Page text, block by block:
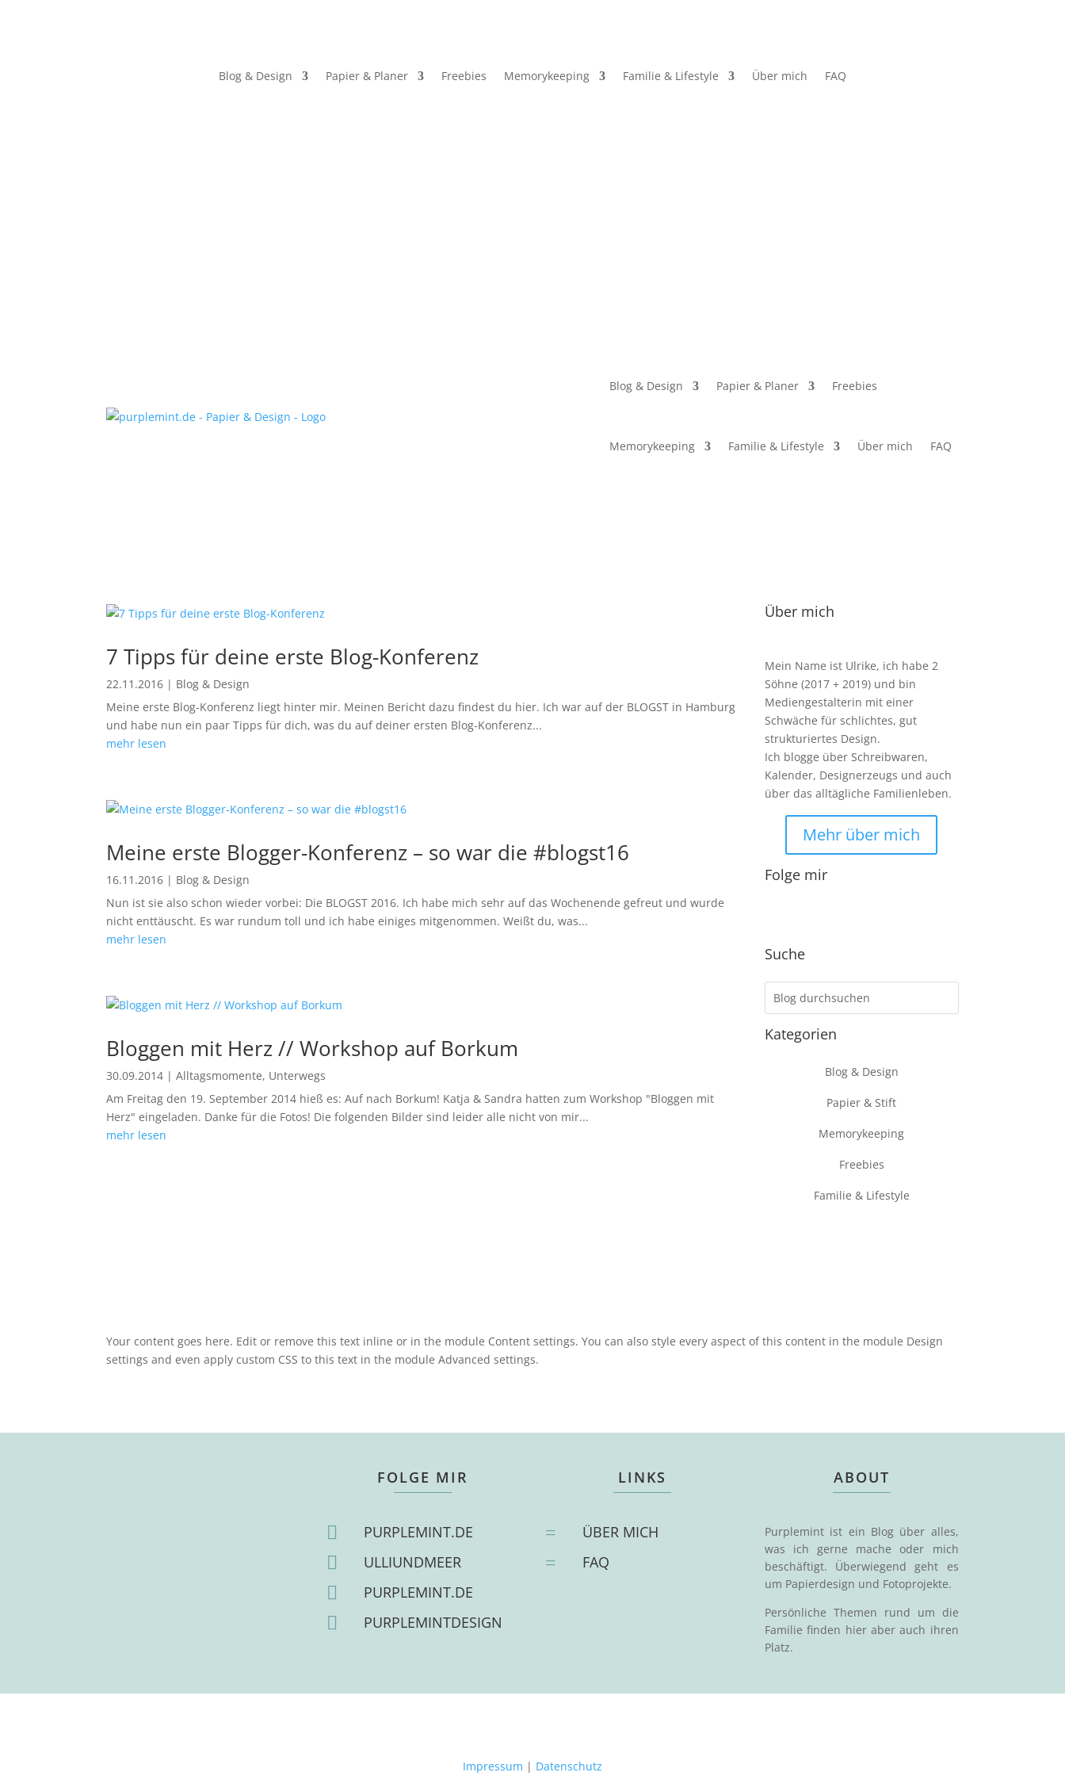
Blog & Design Papier & Planer Freebies Memorykeeping Familie & Lifestyle Über mich FAQ
Blog & Design Papier & Planer Freebies
Memorykeeping Familie & Lifestyle Über mich FAQ
7 Tipps für deine erste Blog-Konferenz
22.11.2016 | Blog & Design
Meine erste Blog-Konferenz liegt hinter mir. Meinen Bericht dazu findest du hier. Ich war auf der BLOGST in Hamburg
und habe nun ein paar Tipps für dich, was du auf deiner ersten Blog-Konferenz...
mehr lesen
Meine erste Blogger-Konferenz – so war die #blogst16
16.11.2016 | Blog & Design
Nun ist sie also schon wieder vorbei: Die BLOGST 2016. Ich habe mich sehr auf das Wochenende gefreut und wurde
nicht enttäuscht. Es war rundum toll und ich habe einiges mitgenommen. Weißt du, was...
mehr lesen
Bloggen mit Herz // Workshop auf Borkum
30.09.2014 |Alltagsmomente, Unterwegs
Am Freitag den 19. September 2014 hieß es: Auf nach Borkum! Katja & Sandra hatten zum Workshop "Bloggen mit
Herz" eingeladen. Danke für die Fotos! Die folgenden Bilder sind leider alle nicht von mir...
mehr lesen
Über mich
Mein Name ist Ulrike, ich habe 2
Söhne (2017 + 2019) und bin
Mediengestalterin mit einer
Schwäche für schlichtes, gut
strukturiertes Design.
Ich blogge über Schreibwaren,
Kalender, Designerzeugs und auch
über das alltägliche Familienleben.
Mehr über mich
Folge mir
Suche
Kategorien
Blog & Design
Papier & Stift
Memorykeeping
Freebies
Familie & Lifestyle
Your content goes here. Edit or remove this text inline or in the module Content settings. You can also style every aspect of this content in the module Design
settings and even apply custom CSS to this text in the module Advanced settings.
FOLGE MIR
 PURPLEMINT.DE
 ULLIUNDMEER
 PURPLEMINT.DE
 PURPLEMINTDESIGN
LINKS
= ÜBER MICH
= FAQ
ABOUT
Purplemint ist ein Blog über alles,
was ich gerne mache oder mich
beschäftigt. Überwiegend geht es
um Papierdesign und Fotoprojekte.
Persönliche Themen rund um die
Familie finden hier aber auch ihren
Platz.
Impressum | Datenschutz